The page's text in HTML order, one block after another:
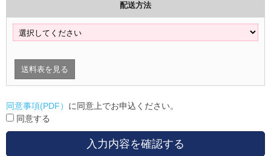
配送方法
送料表を見る
同意事項(PDF） に同意上でお申込ください。
同意する
入力内容を確認する